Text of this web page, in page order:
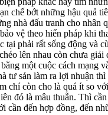
chế bớt những hậu quả
nhà đấu tranh cho nhân
vệ theo hiến pháp khi
tại phải rất sống động và
lên nhau còn chưa giải
một cuộc cách mạng
tư sản làm ra lợi nhuận
chí còn cho là quá ít so
đó là mâu thuẫn. Thì
cần đến hợp đồng, đến